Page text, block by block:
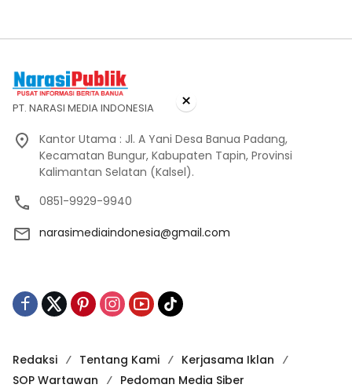
PT. NARASI MEDIA INDONESIA
Kantor Utama : Jl. A Yani Desa Banua Padang,
Kecamatan Bungur, Kabupaten Tapin, Provinsi
Kalimantan Selatan (Kalsel).
0851-9929-9940
narasimediaindonesia@gmail.com
Redaksi Tentang Kami
Kerjasama Iklan
SOP Wartawan
Pedoman Media Siber
×